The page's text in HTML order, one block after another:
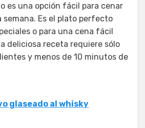
es una opción fácil para cenar
semana. Es el plato perfecto
o para una cena fácil
deliciosa receta requiere sólo
y menos de 10 minutos de
glaseado al whisky